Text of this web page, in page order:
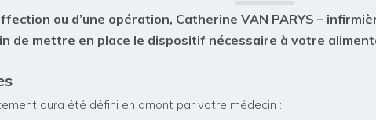
ou d’une opération, Catherine VAN PARYS –
de mettre en place le dispositif nécessaire à votre
aura été défini en amont par votre médecin :